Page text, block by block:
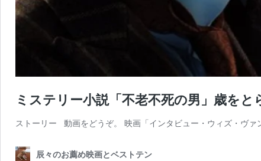
ミステリー小説「不老不死の男」歳を
ストーリー 動画をどうぞ。 映画「インタビュー・ウィズ・ヴ
辰々のお薦め映画とベストテン